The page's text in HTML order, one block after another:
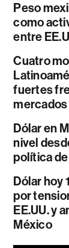
Peso
como
entre
Cuatro
fuertes
Dólar en
nivel
política
Dólar hoy
por
EE.UU. y
México